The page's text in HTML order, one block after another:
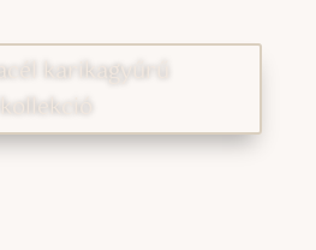
karikagyűrű
kollekció